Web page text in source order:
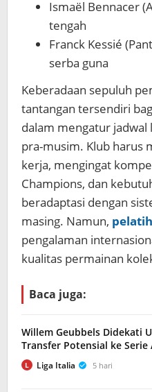
Ismaël Bennacer
tengah
Franck Kessié
serba guna
Keberadaan sepuluh
tantangan tersendiri
dalam mengatur jadwal
pra-musim. Klub harus
kerja, mengingat
Champions, dan
beradaptasi dengan
masing. Namun, pelatih
pengalaman
kualitas permainan
Baca juga:
Willem Geubbels Didekati
Transfer Potensial ke Serie
L Liga Italia 5 hari